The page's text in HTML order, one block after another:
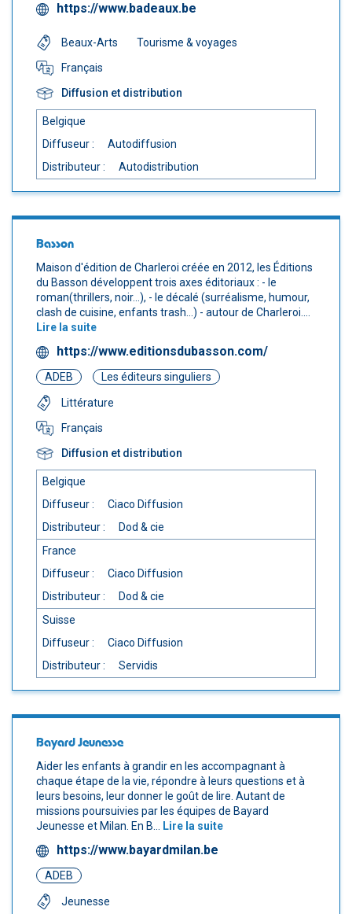
https://www.badeaux.be
Beaux-Arts
Tourisme & voyages
Français
Diffusion et distribution
Belgique
Diffuseur :
Autodiffusion
Distributeur :
Autodistribution
Basson
Maison d'édition de Charleroi créée en 2012, les Éditions
du Basson développent trois axes éditoriaux : - le
roman(thrillers, noir...), - le décalé (surréalisme, humour,
clash de cuisine, enfants trash...) - autour de Charleroi....
Lire la suite
https://www.editionsdubasson.com/
ADEB Les éditeurs singuliers
Littérature
Français
Diffusion et distribution
Belgique
Diffuseur :
Ciaco Diffusion
Distributeur :
Dod & cie
France
Diffuseur :
Ciaco Diffusion
Distributeur :
Dod & cie
Suisse
Diffuseur :
Ciaco Diffusion
Distributeur :
Servidis
Bayard Jeunesse
Aider les enfants à grandir en les accompagnant à
chaque étape de la vie, répondre à leurs questions et à
leurs besoins, leur donner le goût de lire. Autant de
missions poursuivies par les équipes de Bayard
Jeunesse et Milan. En B...
Lire la suite
https://www.bayardmilan.be
ADEB
Jeunesse